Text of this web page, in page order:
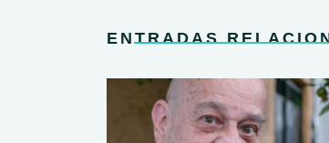
ENTRADAS